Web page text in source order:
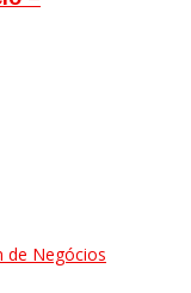
de Negócios